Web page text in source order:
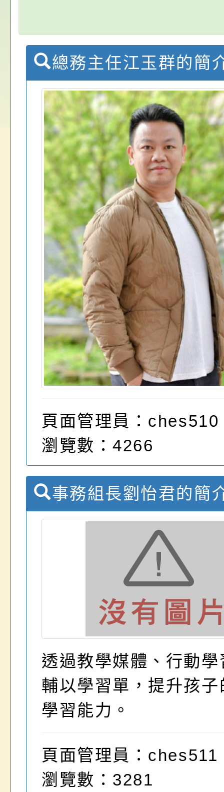
請，請查照。
祝活動」海報電子檔
位協助鼓勵所屬同仁
關（構）、學校、
名參加，請查照
員退休所得重審後實
算器」，公立學校退
亦可利用
檢送財團法人台灣優
發展協會辦理115年
看國產豬肉生產流
一案，請查照。
轉知:桃園市衛生局
年桃園市青少年菸
解謎活動」
轉知有關銓敘部建
員退休所得重審後
算器」，請各機關
屬退休人員多加利用
115學年度課後照顧
選結果
總務主任江玉群的簡
頁面管理員：ches510
瀏覽數：4266
事務組長劉怡君的簡
透過教學媒體、行動學
輔以學習單，提升孩子
學習能力。
頁面管理員：ches511
瀏覽數：3281